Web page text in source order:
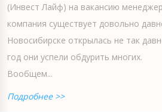
(Инвест Лайф) на вакансию
компания существует довольно
Новосибирске открылась не так
год они успели обдурить многих.
Вообщем...
Подробнее >>